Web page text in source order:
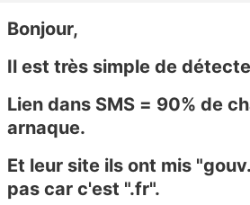
Bonjour,
Il est très simple de
Lien dans SMS = 90% de
arnaque.
Et leur site ils ont mis
pas car c'est ".fr".